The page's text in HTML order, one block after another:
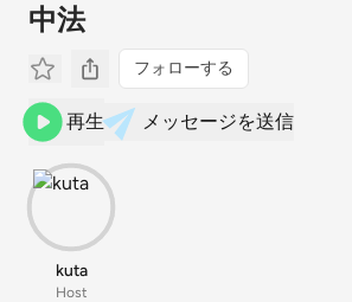
中法
フォローする
再生 メッセージを送信
kuta
Host